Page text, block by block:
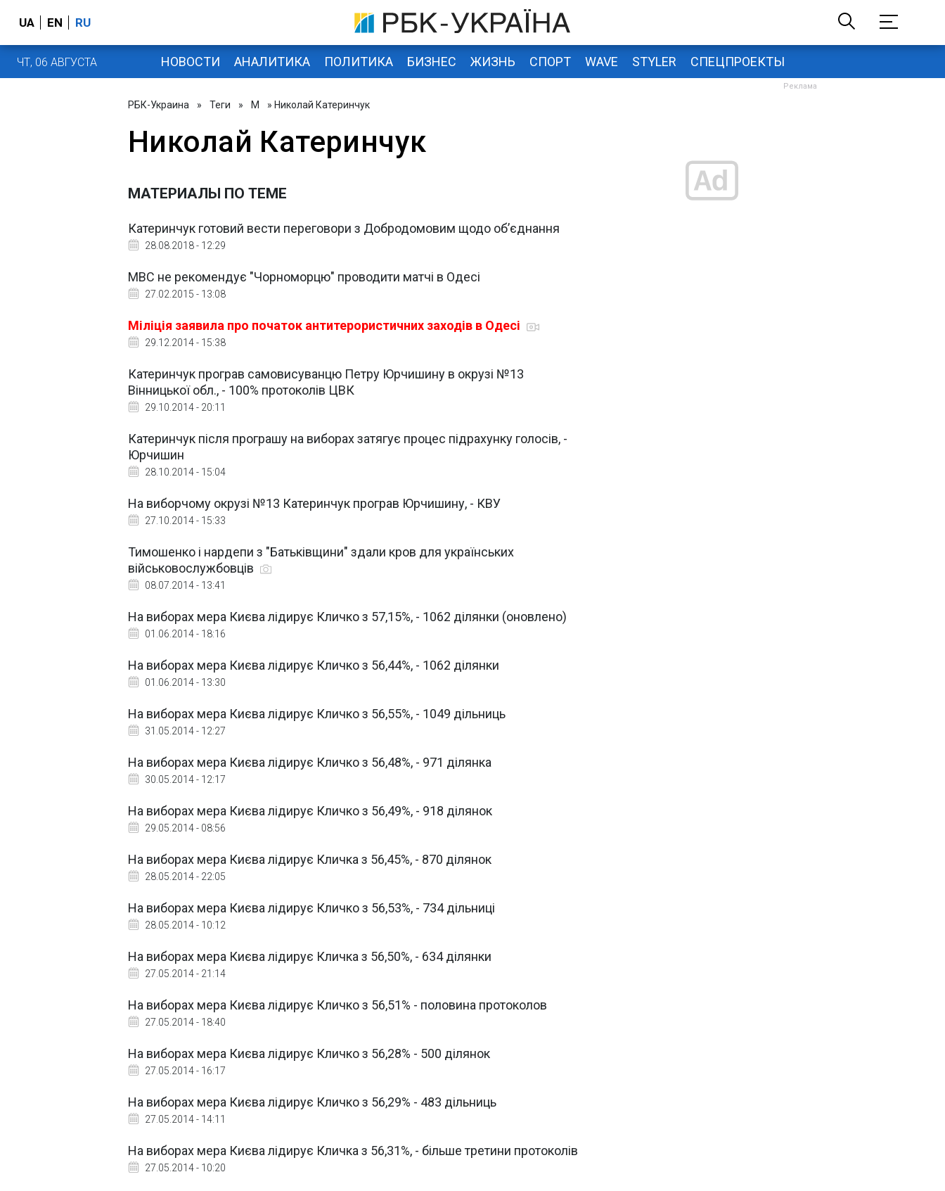
UA EN RU
ЧТ, 06 АВГУСТА НОВОСТИ АНАЛИТИКА ПОЛИТИКА БИЗНЕС ЖИЗНЬ СПОРТ WAVE STYLER СПЕЦПРОЕКТЫ
РБК-Украина » Теги » М » Николай Катеринчук
Николай Катеринчук
МАТЕРИАЛЫ ПО ТЕМЕ
Катеринчук готовий вести переговори з Добродомовим щодо об’єднання
28.08.2018 - 12:29
МВС не рекомендує "Чорноморцю" проводити матчі в Одесі
27.02.2015 - 13:08
Міліція заявила про початок антитерористичних заходів в Одесі
29.12.2014 - 15:38
Катеринчук програв самовисуванцю Петру Юрчишину в окрузі №13
Вінницької обл., - 100% протоколів ЦВК
29.10.2014 - 20:11
Катеринчук після програшу на виборах затягує процес підрахунку голосів, -
Юрчишин
28.10.2014 - 15:04
На виборчому окрузі №13 Катеринчук програв Юрчишину, - КВУ
27.10.2014 - 15:33
Тимошенко і нардепи з "Батьківщини" здали кров для українських
військовослужбовців
08.07.2014 - 13:41
На виборах мера Києва лідирує Кличко з 57,15%, - 1062 ділянки (оновлено)
01.06.2014 - 18:16
На виборах мера Києва лідирує Кличко з 56,44%, - 1062 ділянки
01.06.2014 - 13:30
На виборах мера Києва лідирує Кличко з 56,55%, - 1049 дільниць
31.05.2014 - 12:27
На виборах мера Києва лідирує Кличко з 56,48%, - 971 ділянка
30.05.2014 - 12:17
На виборах мера Києва лідирує Кличко з 56,49%, - 918 ділянок
29.05.2014 - 08:56
На виборах мера Києва лідирує Кличка з 56,45%, - 870 ділянок
28.05.2014 - 22:05
На виборах мера Києва лідирує Кличко з 56,53%, - 734 дільниці
28.05.2014 - 10:12
На виборах мера Києва лідирує Кличка з 56,50%, - 634 ділянки
27.05.2014 - 21:14
На виборах мера Києва лідирує Кличко з 56,51% - половина протоколов
27.05.2014 - 18:40
На виборах мера Києва лідирує Кличко з 56,28% - 500 ділянок
27.05.2014 - 16:17
На виборах мера Києва лідирує Кличко з 56,29% - 483 дільниць
27.05.2014 - 14:11
На виборах мера Києва лідирує Кличка з 56,31%, - більше третини протоколів
27.05.2014 - 10:20